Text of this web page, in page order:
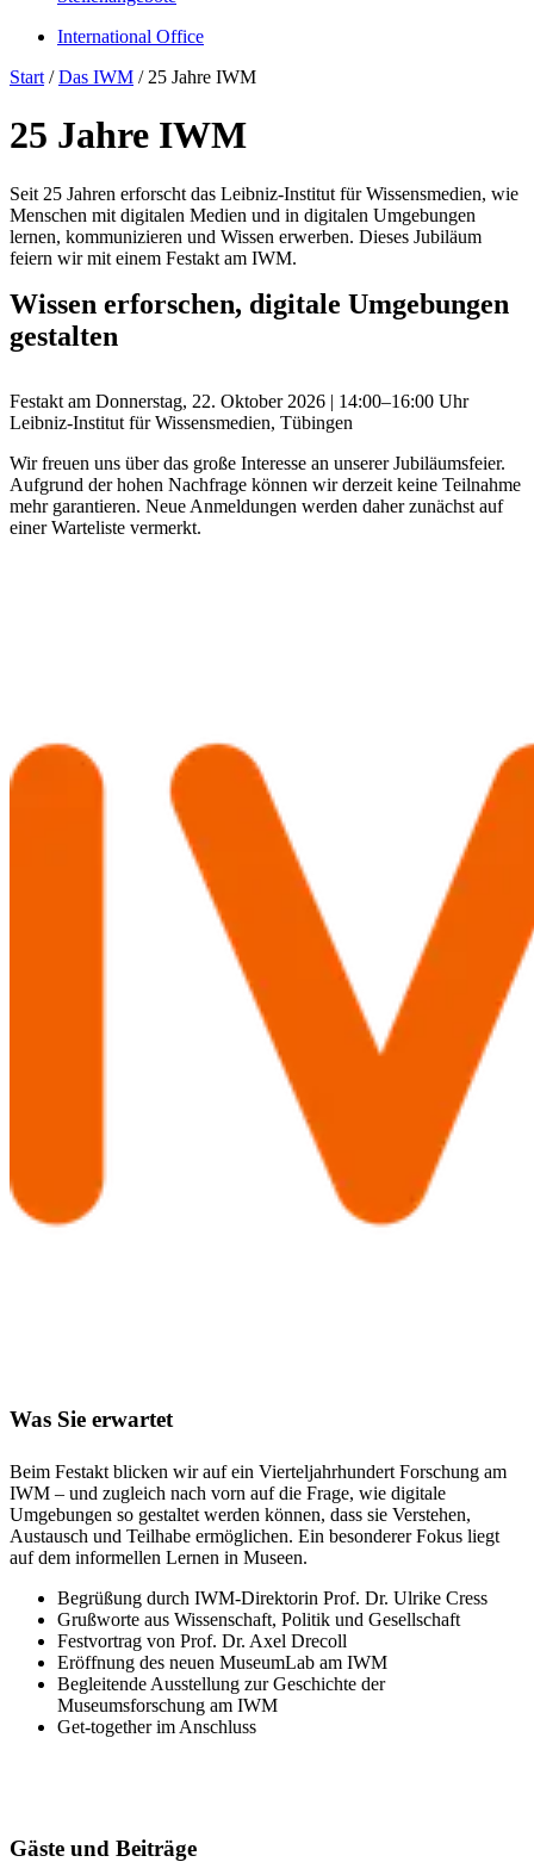
International Office
Start /Das IWM / 25 Jahre IWM
25 Jahre IWM
Seit 25 Jahren erforscht das Leibniz-Institut für Wissensmedien, wie
Menschen mit digitalen Medien und in digitalen Umgebungen
lernen, kommunizieren und Wissen erwerben. Dieses Jubiläum
feiern wir mit einem Festakt am IWM.
Wissen erforschen, digitale Umgebungen
gestalten
Festakt am Donnerstag, 22. Oktober 2026 | 14:00–16:00 Uhr
Leibniz-Institut für Wissensmedien, Tübingen
Wir freuen uns über das große Interesse an unserer Jubiläumsfeier.
Aufgrund der hohen Nachfrage können wir derzeit keine Teilnahme
mehr garantieren. Neue Anmeldungen werden daher zunächst auf
einer Warteliste vermerkt.
Was Sie erwartet
Beim Festakt blicken wir auf ein Vierteljahrhundert Forschung am
IWM – und zugleich nach vorn auf die Frage, wie digitale
Umgebungen so gestaltet werden können, dass sie Verstehen,
Austausch und Teilhabe ermöglichen. Ein besonderer Fokus liegt
auf dem informellen Lernen in Museen.
Begrüßung durch IWM-Direktorin Prof. Dr. Ulrike Cress
Grußworte aus Wissenschaft, Politik und Gesellschaft
Festvortrag von Prof. Dr. Axel Drecoll
Eröffnung des neuen MuseumLab am IWM
Begleitende Ausstellung zur Geschichte der
Museumsforschung am IWM
Get-together im Anschluss
Gäste und Beiträge